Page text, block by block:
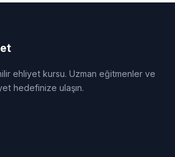
ehliyet kursu. Uzman eğitmenler ve
hedefinize ulaşın.